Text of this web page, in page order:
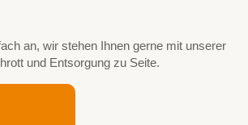
an, wir stehen Ihnen gerne mit unserer
und Entsorgung zu Seite.